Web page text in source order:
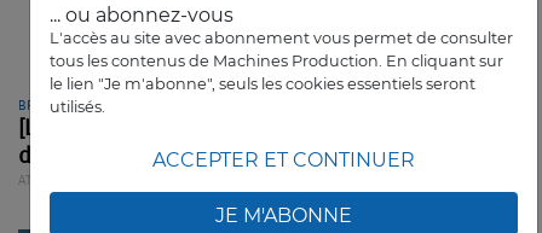
... ou abonnez-vous
L'accès au site avec abonnement vous permet de consulter
tous les contenus de Machines Production. En cliquant sur
le lien "Je m'abonne", seuls les cookies essentiels seront
utilisés.
ACCEPTER ET CONTINUER
JE M'ABONNE
BPIFRANCE
[Livre] Un guide pour bien structurer sa
démarche IA
ATELIER